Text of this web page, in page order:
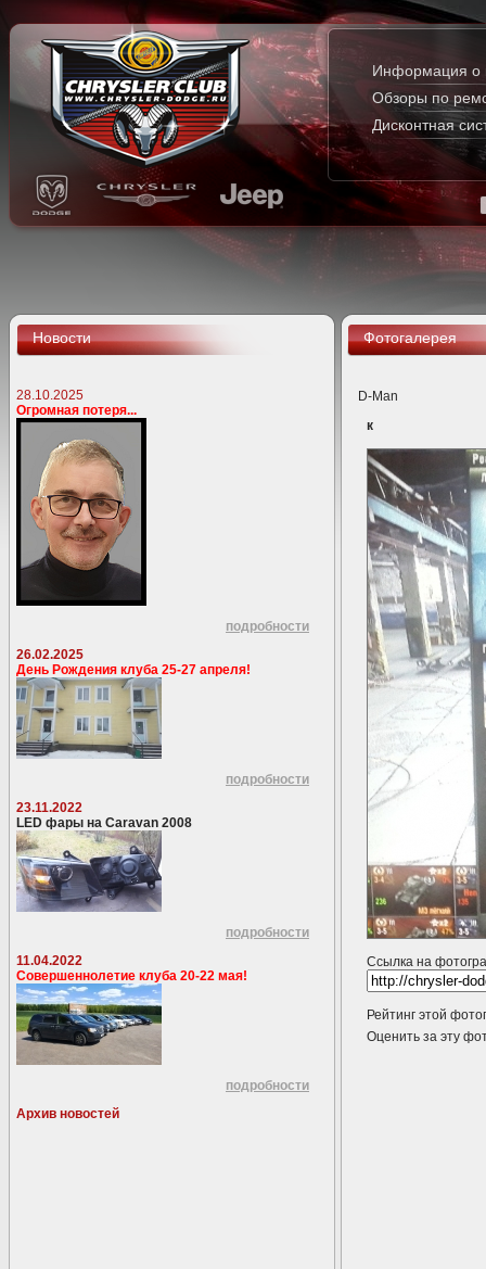
Информация о
Обзоры по
Дисконтная
Новости
28.10.2025
Огромная потеря...
подробности
26.02.2025
День Рождения клуба 25-27 апреля!
подробности
23.11.2022
LED фары на Caravan 2008
подробности
11.04.2022
Совершеннолетие клуба 20-22 мая!
подробности
Архив новостей
Фотогалерея
D-Man
к
Ссылка на
Рейтинг этой
Оценить за эту